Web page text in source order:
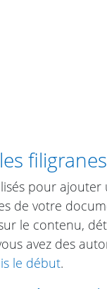
pour ajouter
de votre
le contenu,
avez des
le début.